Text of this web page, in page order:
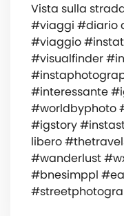
Vista sulla
#viaggi #diario
#viaggio
#visualfinder
#interessante
#worldbyphoto
#igstory
libero
#wanderlust
#bnesimppl